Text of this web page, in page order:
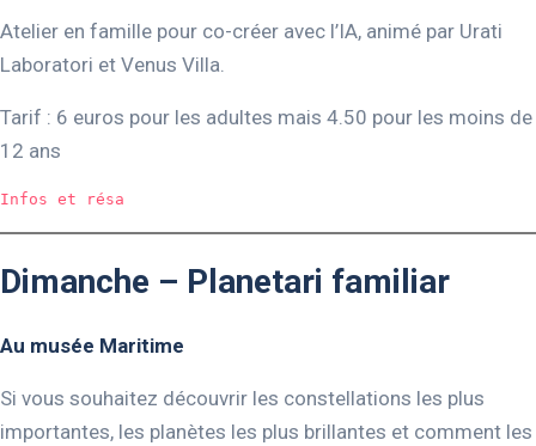
Atelier en famille pour co-créer avec l’IA, animé par Urati
Laboratori et Venus Villa.
Tarif : 6 euros pour les adultes mais 4.50 pour les moins de
12 ans
Infos et résa
Dimanche – Planetari familiar
Au musée Maritime
Si vous souhaitez découvrir les constellations les plus
importantes, les planètes les plus brillantes et comment les